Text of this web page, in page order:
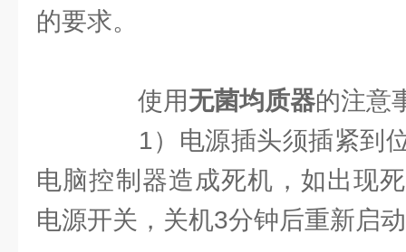
的要求。
使用无菌均质器的注意
1）电源插头须插紧到位
电脑控制器造成死机，如出现
电源开关，关机3分钟后重新启